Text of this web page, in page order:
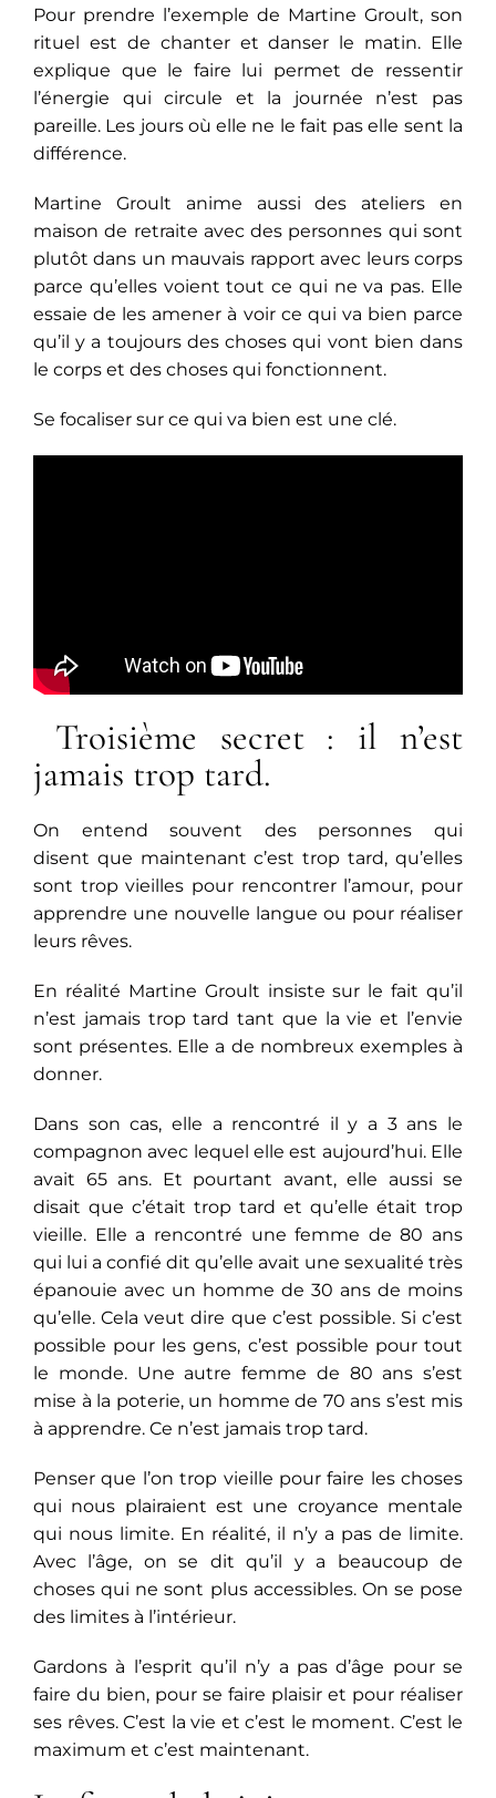
Pour prendre l’exemple de Martine Groult, son
rituel est de chanter et danser le matin. Elle
explique que le faire lui permet de ressentir
l’énergie qui circule et la journée n’est pas
pareille. Les jours où elle ne le fait pas elle sent la
différence.
Martine Groult anime aussi des ateliers en
maison de retraite avec des personnes qui sont
plutôt dans un mauvais rapport avec leurs corps
parce qu’elles voient tout ce qui ne va pas. Elle
essaie de les amener à voir ce qui va bien parce
qu’il y a toujours des choses qui vont bien dans
le corps et des choses qui fonctionnent.
Se focaliser sur ce qui va bien est une clé.
Troisième secret : il n’est
jamais trop tard.
On entend souvent des personnes qui
disent que maintenant c’est trop tard, qu’elles
sont trop vieilles pour rencontrer l’amour, pour
apprendre une nouvelle langue ou pour réaliser
leurs rêves.
En réalité Martine Groult insiste sur le fait qu’il
n’est jamais trop tard tant que la vie et l’envie
sont présentes. Elle a de nombreux exemples à
donner.
Dans son cas, elle a rencontré il y a 3 ans le
compagnon avec lequel elle est aujourd’hui. Elle
avait 65 ans. Et pourtant avant, elle aussi se
disait que c’était trop tard et qu’elle était trop
vieille. Elle a rencontré une femme de 80 ans
qui lui a confié dit qu’elle avait une sexualité très
épanouie avec un homme de 30 ans de moins
qu’elle. Cela veut dire que c’est possible. Si c’est
possible pour les gens, c’est possible pour tout
le monde. Une autre femme de 80 ans s’est
mise à la poterie, un homme de 70 ans s’est mis
à apprendre. Ce n’est jamais trop tard.
Penser que l’on trop vieille pour faire les choses
qui nous plairaient est une croyance mentale
qui nous limite. En réalité, il n’y a pas de limite.
Avec l’âge, on se dit qu’il y a beaucoup de
choses qui ne sont plus accessibles. On se pose
des limites à l’intérieur.
Gardons à l’esprit qu’il n’y a pas d’âge pour se
faire du bien, pour se faire plaisir et pour réaliser
ses rêves. C’est la vie et c’est le moment. C’est le
maximum et c’est maintenant.